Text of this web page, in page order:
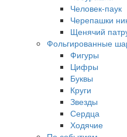
Человек-паук
Черепашки
Щенячий
Фольгированные
Фигуры
Цифры
Буквы
Круги
Звезды
Сердца
Ходячие